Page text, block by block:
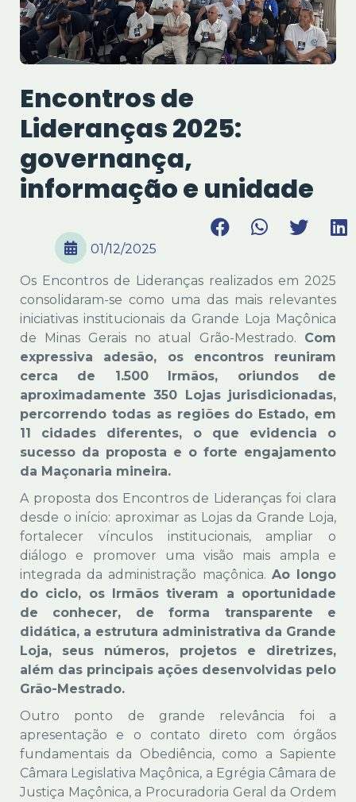
Encontros de
Lideranças 2025:
governança,
informação e unidade
01/12/2025
Os Encontros de Lideranças realizados em 2025
consolidaram-se como uma das mais relevantes
iniciativas institucionais da Grande Loja Maçônica
de Minas Gerais no atual Grão-Mestrado. Com
expressiva adesão, os encontros reuniram
cerca de 1.500 Irmãos, oriundos de
aproximadamente 350 Lojas jurisdicionadas,
percorrendo todas as regiões do Estado, em
11 cidades diferentes, o que evidencia o
sucesso da proposta e o forte engajamento
da Maçonaria mineira.
A proposta dos Encontros de Lideranças foi clara
desde o início: aproximar as Lojas da Grande Loja,
fortalecer vínculos institucionais, ampliar o
diálogo e promover uma visão mais ampla e
integrada da administração maçônica. Ao longo
do ciclo, os Irmãos tiveram a oportunidade
de conhecer, de forma transparente e
didática, a estrutura administrativa da Grande
Loja, seus números, projetos e diretrizes,
além das principais ações desenvolvidas pelo
Grão-Mestrado.
Outro ponto de grande relevância foi a
apresentação e o contato direto com órgãos
fundamentais da Obediência, como a Sapiente
Câmara Legislativa Maçônica, a Egrégia Câmara de
Justiça Maçônica, a Procuradoria Geral da Ordem